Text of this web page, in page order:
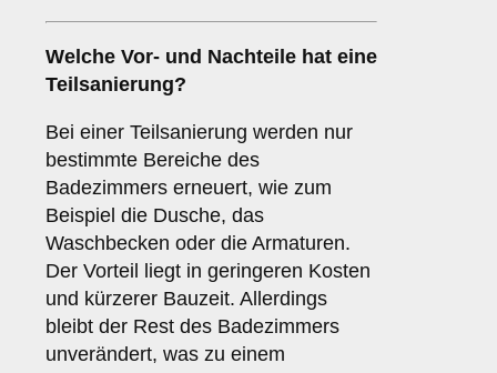
Welche Vor- und Nachteile hat eine
Teilsanierung?
Bei einer Teilsanierung werden nur
bestimmte Bereiche des
Badezimmers erneuert, wie zum
Beispiel die Dusche, das
Waschbecken oder die Armaturen.
Der Vorteil liegt in geringeren Kosten
und kürzerer Bauzeit. Allerdings
bleibt der Rest des Badezimmers
unverändert, was zu einem